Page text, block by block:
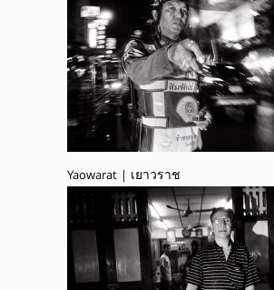
Yaowarat | เยาวราช